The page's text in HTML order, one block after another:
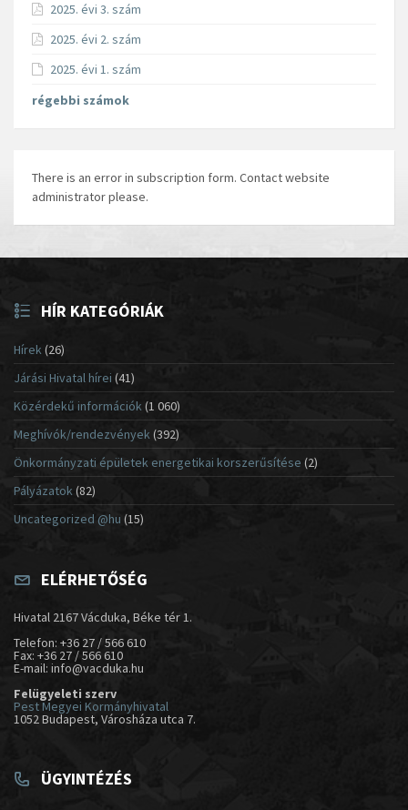
2025. évi 3. szám
2025. évi 2. szám
2025. évi 1. szám
régebbi számok
There is an error in subscription form. Contact website
administrator please.
HÍR KATEGÓRIÁK
Hírek(26)
Járási Hivatal hírei (41)
Közérdekű információk(1 060)
Meghívók/rendezvények (392)
Önkormányzati épületek energetikai korszerűsítése (2)
Pályázatok (82)
Uncategorized @hu (15)
ELÉRHETŐSÉG
Hivatal 2167 Vácduka, Béke tér 1.
Telefon: +36 27 / 566 610
Fax: +36 27 / 566 610
E-mail: info@vacduka.hu
Felügyeleti szerv
Pest Megyei Kormányhivatal
1052 Budapest, Városháza utca 7.
ÜGYINTÉZÉS